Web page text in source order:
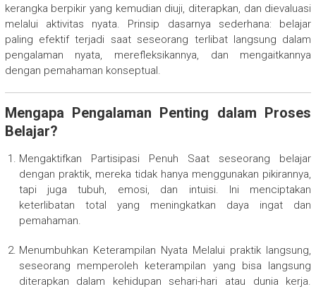
kerangka berpikir yang kemudian diuji, diterapkan, dan dievaluasi
melalui aktivitas nyata. Prinsip dasarnya sederhana: belajar
paling efektif terjadi saat seseorang terlibat langsung dalam
pengalaman nyata, merefleksikannya, dan mengaitkannya
dengan pemahaman konseptual.
Mengapa Pengalaman Penting dalam Proses
Belajar?
Mengaktifkan Partisipasi Penuh Saat seseorang belajar
dengan praktik, mereka tidak hanya menggunakan pikirannya,
tapi juga tubuh, emosi, dan intuisi. Ini menciptakan
keterlibatan total yang meningkatkan daya ingat dan
pemahaman.
Menumbuhkan Keterampilan Nyata Melalui praktik langsung,
seseorang memperoleh keterampilan yang bisa langsung
diterapkan dalam kehidupan sehari-hari atau dunia kerja.